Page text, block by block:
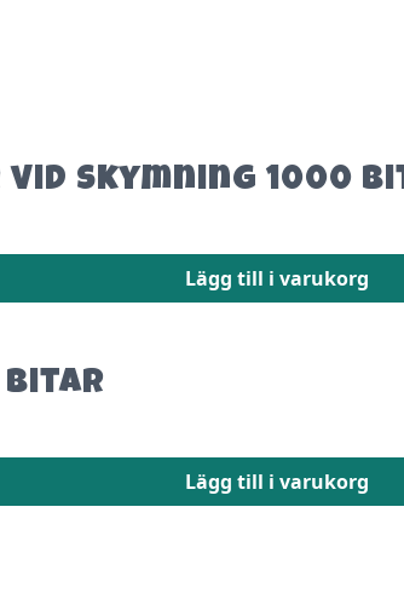
skymning 1000
Lägg till i varukorg
bitar
Lägg till i varukorg